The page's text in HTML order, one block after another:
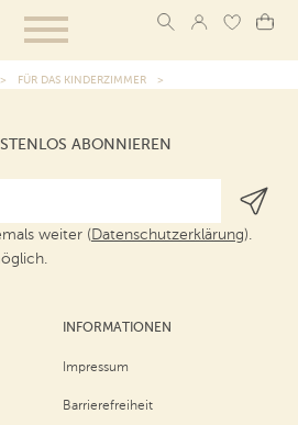
FÜR DAS KINDERZIMMER
ABONNIEREN
weiter (Datenschutzerklärung).
INFORMATIONEN
Impressum
Barrierefreiheit